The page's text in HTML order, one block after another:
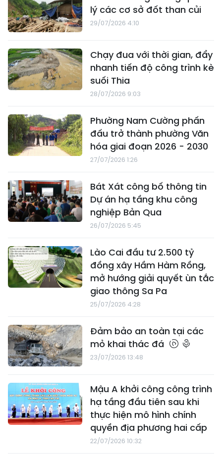
lý các cơ sở đốt than củi
29/07/2026 4:10
Chạy đua với thời gian, đẩy
nhanh tiến độ công trình kè
suối Thia
28/07/2026 9:03
Phường Nam Cường phấn
đấu trở thành phường Văn
hóa giai đoạn 2026 - 2030
27/07/2026 1:26
Bát Xát công bố thông tin
Dự án hạ tầng khu công
nghiệp Bản Qua
26/07/2026 5:45
Lào Cai đầu tư 2.500 tỷ
đồng xây Hầm Hàm Rồng,
mở hướng giải quyết ùn tắc
giao thông Sa Pa
25/07/2026 4:28
Đảm bảo an toàn tại các
mỏ khai thác đá
23/07/2026 13:48
Mậu A khởi công công trình
hạ tầng đầu tiên sau khi
thực hiện mô hình chính
quyền địa phương hai cấp
22/07/2026 10:32